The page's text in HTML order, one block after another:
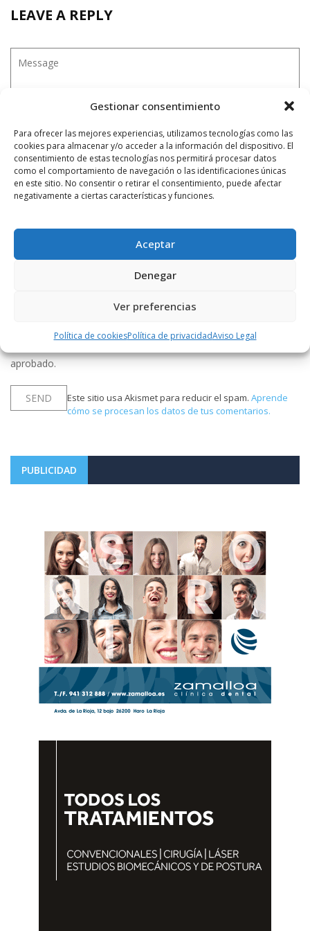
Gestionar consentimiento
Para ofrecer las mejores experiencias, utilizamos tecnologías como las
cookies para almacenar y/o acceder a la información del dispositivo. El
consentimiento de estas tecnologías nos permitirá procesar datos
como el comportamiento de navegación o las identificaciones únicas
en este sitio. No consentir o retirar el consentimiento, puede afectar
negativamente a ciertas características y funciones.
Aceptar
Denegar
Ver preferencias
Política de cookiesPolítica de privacidadAviso Legal
LEAVE A REPLY
aprobado.
Este sitio usa Akismet para reducir el spam. Aprende
cómo se procesan los datos de tus comentarios.
PUBLICIDAD